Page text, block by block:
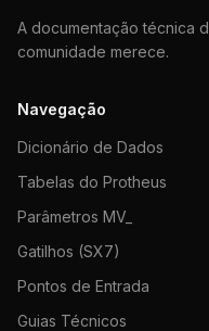
A documentação técnica
comunidade merece.
Navegação
Dicionário de Dados
Tabelas do Protheus
Parâmetros MV_
Gatilhos (SX7)
Pontos de Entrada
Guias Técnicos